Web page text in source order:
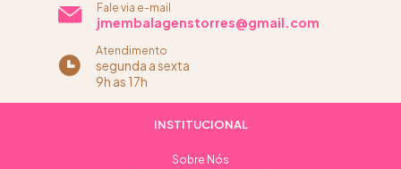
Fale via e-mail
jmembalagenstorres@gmail.com
Atendimento
segunda a sexta
9h as 17h
INSTITUCIONAL
Sobre Nós